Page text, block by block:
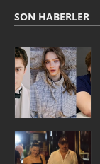
SON HABERLER